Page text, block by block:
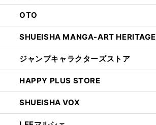
OTO
SHUEISHA MANGA-ART HERITAGE
ジャンプキャラクターズストア
HAPPY PLUS STORE
SHUEISHA VOX